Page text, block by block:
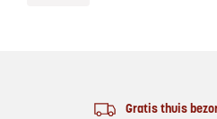
Gratis thuis